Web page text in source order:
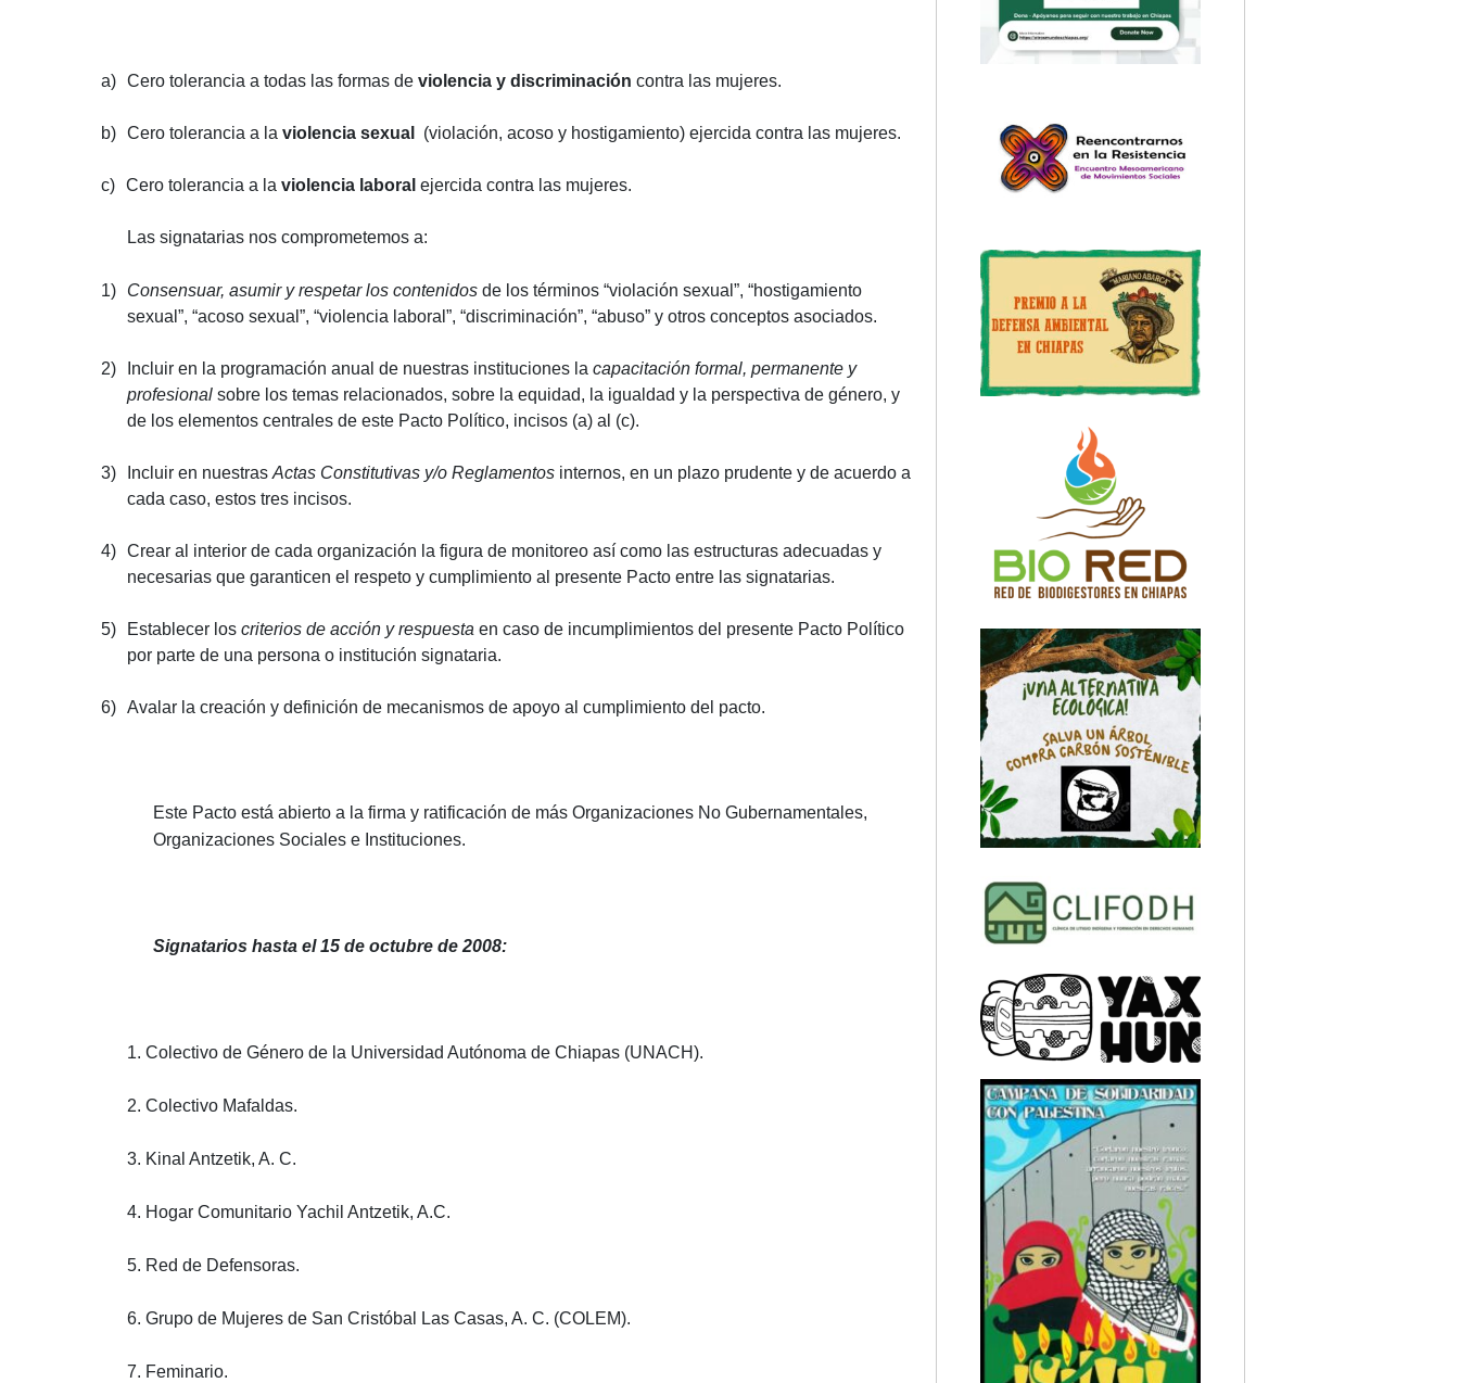
a) Cero tolerancia a todas las formas de violencia y discriminación contra las mujeres.
b) Cero tolerancia a la violencia sexual (violación, acoso y hostigamiento) ejercida contra las mujeres.
c) Cero tolerancia a la violencia laboral ejercida contra las mujeres.
Las signatarias nos comprometemos a:
1) Consensuar, asumir y respetar los contenidos de los términos “violación sexual”, “hostigamiento
sexual”, “acoso sexual”, “violencia laboral”, “discriminación”, “abuso” y otros conceptos asociados.
2) Incluir en la programación anual de nuestras instituciones la capacitación formal, permanente y
profesional sobre los temas relacionados, sobre la equidad, la igualdad y la perspectiva de género, y
de los elementos centrales de este Pacto Político, incisos (a) al (c).
3) Incluir en nuestras Actas Constitutivas y/o Reglamentos internos, en un plazo prudente y de acuerdo a
cada caso, estos tres incisos.
4) Crear al interior de cada organización la figura de monitoreo así como las estructuras adecuadas y
necesarias que garanticen el respeto y cumplimiento al presente Pacto entre las signatarias.
5) Establecer los criterios de acción y respuesta en caso de incumplimientos del presente Pacto Político
por parte de una persona o institución signataria.
6) Avalar la creación y definición de mecanismos de apoyo al cumplimiento del pacto.
Este Pacto está abierto a la firma y ratificación de más Organizaciones No Gubernamentales,
Organizaciones Sociales e Instituciones.
Signatarios hasta el 15 de octubre de 2008:
1. Colectivo de Género de la Universidad Autónoma de Chiapas (UNACH).
2. Colectivo Mafaldas.
3. Kinal Antzetik, A. C.
4. Hogar Comunitario Yachil Antzetik, A.C.
5. Red de Defensoras.
6. Grupo de Mujeres de San Cristóbal Las Casas, A. C. (COLEM).
7. Feminario.